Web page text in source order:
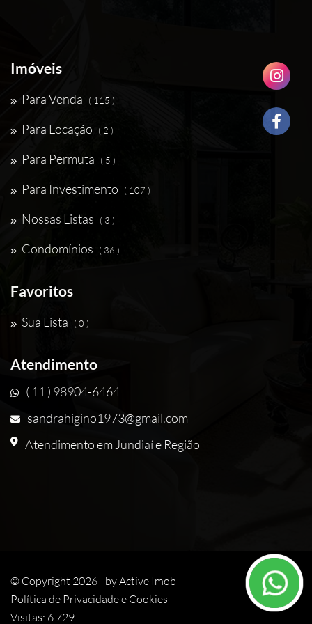
Imóveis
Para Venda ( 115 )
Para Locação ( 2 )
Para Permuta ( 5 )
Para Investimento ( 107 )
Nossas Listas ( 3 )
Condomínios ( 36 )
Favoritos
Sua Lista ( 0 )
Atendimento
( 11 ) 98904-6464
sandrahigino1973@gmail.com
Atendimento em Jundiaí e Região
© Copyright 2026 - byActive Imob
Política de Privacidade e Cookies
Visitas: 6.729